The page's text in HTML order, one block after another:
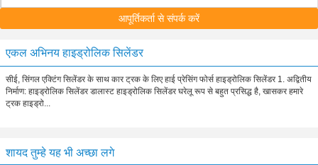
आपूर्तिकर्ता से संपर्क करें
एकल अभिनय हाइड्रोलिक सिलेंडर
सीई, सिंगल एक्टिंग सिलेंडर के साथ कार ट्रक के लिए हाई प्रेसिंग फोर्स हाइड्रोलिक सिलेंडर 1. अद्वितीय
निर्माण: हाइड्रोलिक सिलेंडर डालास्ट हाइड्रोलिक सिलेंडर घरेलू रूप से बहुत प्रसिद्ध है, खासकर हमारे
ट्रक हाइड्रो...
शायद तुम्हे यह भी अच्छा लगे